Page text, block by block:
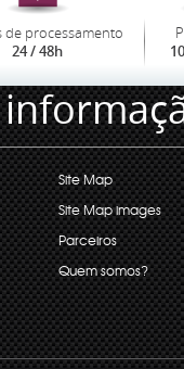
de processamento
24 / 48h
Site Map
Site Map images
Parceiros
Quem somos?